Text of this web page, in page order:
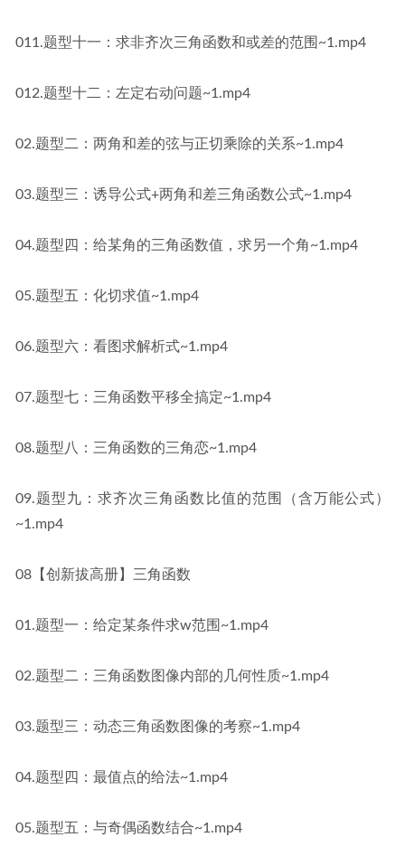
011.题型十一：求非齐次三角函数和或差的范围~1.mp4
012.题型十二：左定右动问题~1.mp4
02.题型二：两角和差的弦与正切乘除的关系~1.mp4
03.题型三：诱导公式+两角和差三角函数公式~1.mp4
04.题型四：给某角的三角函数值，求另一个角~1.mp4
05.题型五：化切求值~1.mp4
06.题型六：看图求解析式~1.mp4
07.题型七：三角函数平移全搞定~1.mp4
08.题型八：三角函数的三角恋~1.mp4
09.题型九：求齐次三角函数比值的范围（含万能公式）
~1.mp4
08【创新拔高册】三角函数
01.题型一：给定某条件求w范围~1.mp4
02.题型二：三角函数图像内部的几何性质~1.mp4
03.题型三：动态三角函数图像的考察~1.mp4
04.题型四：最值点的给法~1.mp4
05.题型五：与奇偶函数结合~1.mp4